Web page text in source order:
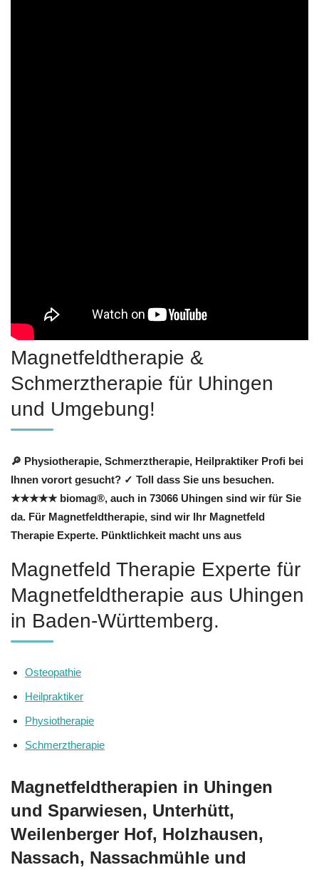
Magnetfeldtherapie &
Schmerztherapie für Uhingen
und Umgebung!
🔎 Physiotherapie, Schmerztherapie, Heilpraktiker Profi bei
Ihnen vorort gesucht? ✓ Toll dass Sie uns besuchen.
★★★★★ biomag®, auch in 73066 Uhingen sind wir für Sie
da. Für Magnetfeldtherapie, sind wir Ihr Magnetfeld
Therapie Experte. Pünktlichkeit macht uns aus
Magnetfeld Therapie Experte für
Magnetfeldtherapie aus Uhingen
in Baden-Württemberg.
Osteopathie
Heilpraktiker
Physiotherapie
Schmerztherapie
Magnetfeldtherapien in Uhingen
und Sparwiesen, Unterhütt,
Weilenberger Hof, Holzhausen,
Nassach, Nassachmühle und